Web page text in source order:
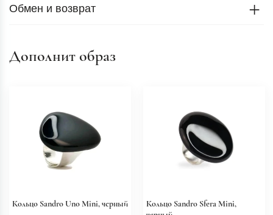
Обмен и возврат
Дополнит образ
Кольцо Sandro Uno Mini, черный
Кольцо Sandro Sfera Mini,